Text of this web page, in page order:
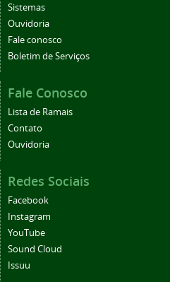
Sistemas
Ouvidoria
Fale conosco
Boletim de Serviços
Fale Conosco
Lista de Ramais
Contato
Ouvidoria
Redes Sociais
Facebook
Instagram
YouTube
Sound Cloud
Issuu